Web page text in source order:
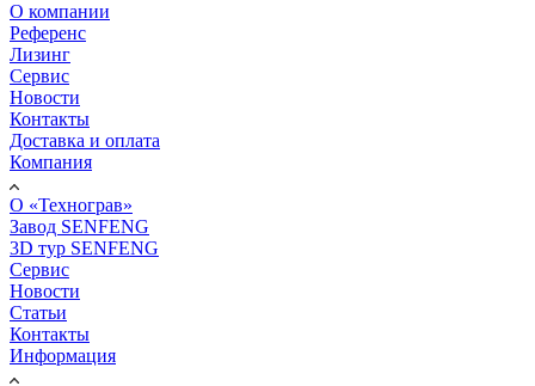
О компании
Референс
Лизинг
Сервис
Новости
Контакты
Доставка и оплата
Компания
О «Технограв»
Завод SENFENG
3D тур SENFENG
Сервис
Новости
Статьи
Контакты
Информация